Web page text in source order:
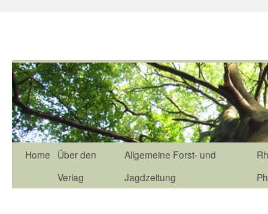
Home
Über den
Verlag
Allgemeine Forst- und
Jagdzeitung